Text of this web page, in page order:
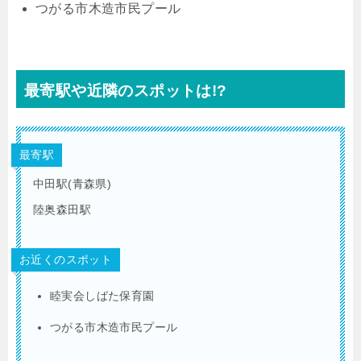
つがる市木造市民プール
最寄駅や近隣のスポットは!?
最寄駅
中田駅(青森県)
陸奥森田駅
お近くのスポット
睦実会しばた保育園
つがる市木造市民プール